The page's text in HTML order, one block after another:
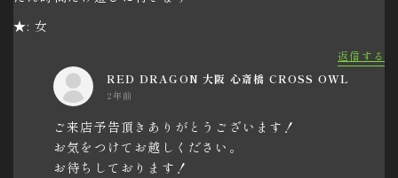
★: 女
返信する
RED DRAGON 大阪 心斎橋 CROSS OWL
2年前
ご来店予告頂きありがとうございます！
お気をつけてお越しください。
お待ちしております！